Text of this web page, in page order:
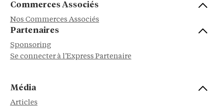
Commerces Associés
Nos Commerces Associés
Partenaires
Sponsoring
Se connecter à l'Express Partenaire
Média
Articles